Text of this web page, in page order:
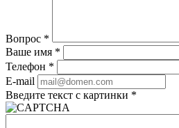
Вопрос *
Ваше имя *
Телефон *
E-mail
Введите текст с картинки *